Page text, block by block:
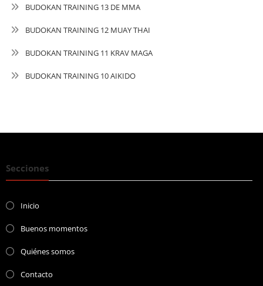
BUDOKAN TRAINING 13 DE MMA
BUDOKAN TRAINING 12 MUAY THAI
BUDOKAN TRAINING 11 KRAV MAGA
BUDOKAN TRAINING 10 AIKIDO
Secciones
Inicio
Buenos momentos
Quiénes somos
Contacto